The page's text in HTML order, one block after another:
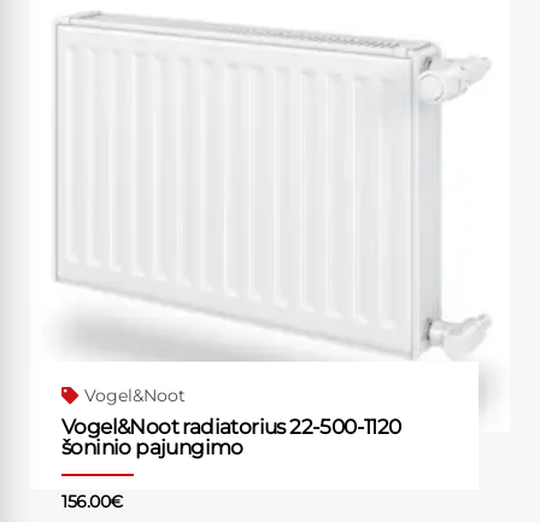
Vogel&Noot
Vogel&Noot radiatorius 22-500-1120
šoninio pajungimo
156.00€